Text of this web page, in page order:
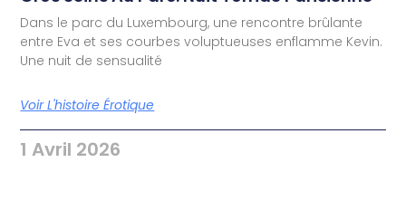
Dans le parc du Luxembourg, une rencontre brûlante
entre Eva et ses courbes voluptueuses enflamme Kevin.
Une nuit de sensualité
Voir L'histoire Érotique
1 Avril 2026